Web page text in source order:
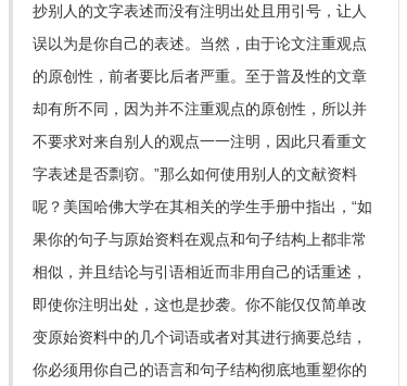
抄别人的文字表述而没有注明出处且用引号，让人
误以为是你自己的表述。当然，由于论文注重观点
的原创性，前者要比后者严重。至于普及性的文章
却有所不同，因为并不注重观点的原创性，所以并
不要求对来自别人的观点一一注明，因此只看重文
字表述是否剽窃。”那么如何使用别人的文献资料
呢？美国哈佛大学在其相关的学生手册中指出，“如
果你的句子与原始资料在观点和句子结构上都非常
相似，并且结论与引语相近而非用自己的话重述，
即使你注明出处，这也是抄袭。你不能仅仅简单改
变原始资料中的几个词语或者对其进行摘要总结，
你必须用你自己的语言和句子结构彻底地重塑你的